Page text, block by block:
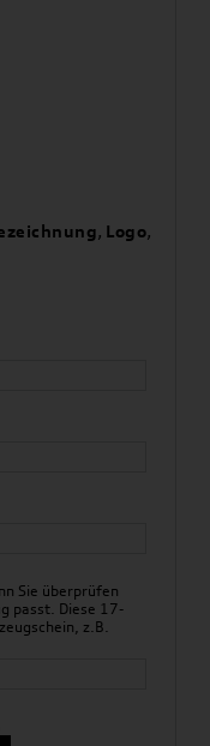
, Logo,
Sie überprüfen
passt. Diese 17-
z.B.